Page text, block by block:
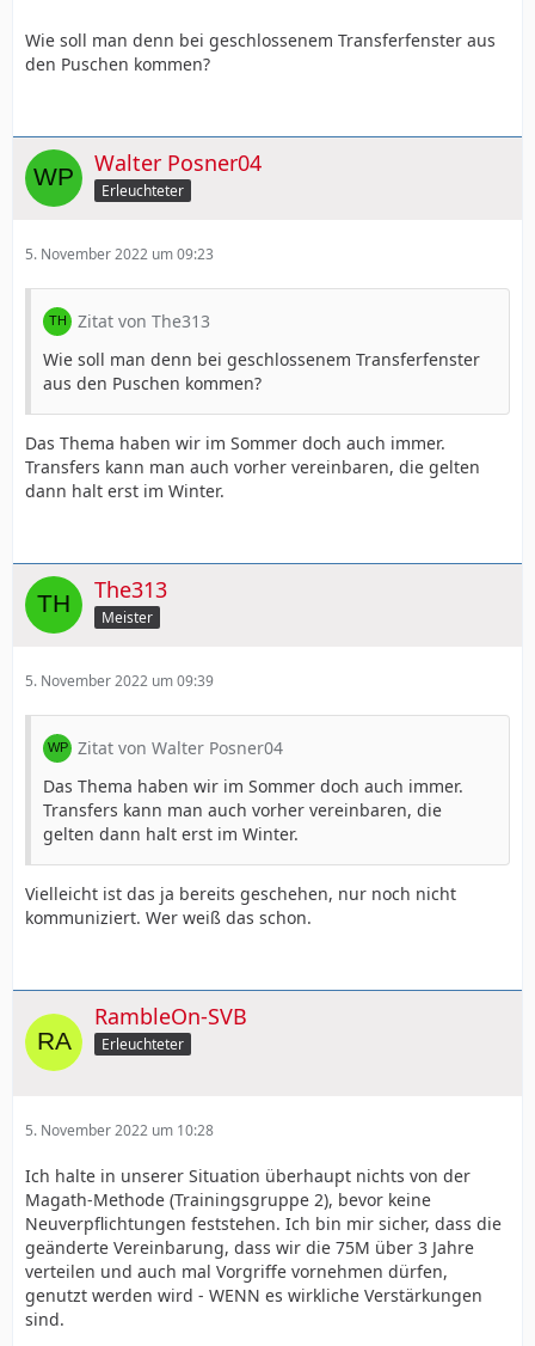
Wie soll man denn bei geschlossenem Transferfenster aus
den Puschen kommen?
Walter Posner04
Erleuchteter
5. November 2022 um 09:23
Zitat von The313
Wie soll man denn bei geschlossenem Transferfenster
aus den Puschen kommen?
Das Thema haben wir im Sommer doch auch immer.
Transfers kann man auch vorher vereinbaren, die gelten
dann halt erst im Winter.
The313
Meister
5. November 2022 um 09:39
Zitat von Walter Posner04
Das Thema haben wir im Sommer doch auch immer.
Transfers kann man auch vorher vereinbaren, die
gelten dann halt erst im Winter.
Vielleicht ist das ja bereits geschehen, nur noch nicht
kommuniziert. Wer weiß das schon.
RambleOn-SVB
Erleuchteter
5. November 2022 um 10:28
Ich halte in unserer Situation überhaupt nichts von der
Magath-Methode (Trainingsgruppe 2), bevor keine
Neuverpflichtungen feststehen. Ich bin mir sicher, dass die
geänderte Vereinbarung, dass wir die 75M über 3 Jahre
verteilen und auch mal Vorgriffe vornehmen dürfen,
genutzt werden wird - WENN es wirkliche Verstärkungen
sind.